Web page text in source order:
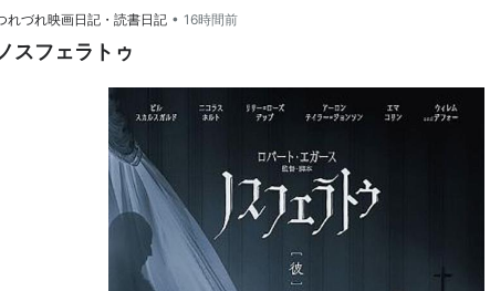
ドイツ/フランス
ウの「吸血鬼ノスフェラートゥ
ノスフェラトゥ [DVD]
出版社/メーカー:
発売日:2001/09/26
メディア:DVD
購入: 2人 クリック
: 59回
この商品を含むブログ (21件) を見る
れづれ映画日記・読書日記 • 16時間前
ノスフェラトゥ